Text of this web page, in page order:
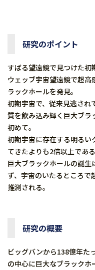
研究のポイント
すばる望遠鏡で見つけた初
ウェッブ宇宙望遠鏡で超
ラックホールを発見。
初期宇宙で、従来見逃され
質を飲み込み輝く巨大ブラ
初めて。
初期宇宙に存在する明る
てきたよりも2倍以上であ
巨大ブラックホールの誕
ず、宇宙のいたるところで
推測される。
研究の概要
ビッグバンから138億年た
の中心に巨大なブラックホ